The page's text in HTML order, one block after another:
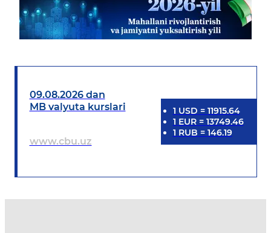
09.08.2026 dan
MB valyuta kurslari
www.cbu.uz
1 USD = 11915.64
1 EUR= 13749.46
1 RUB = 146.19